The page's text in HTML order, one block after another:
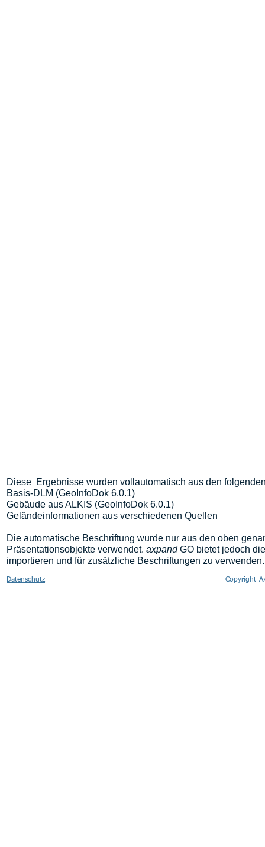
Diese Ergebnisse wurden vollautomatisch aus den
Basis-DLM (GeoInfoDok 6.0.1)
Gebäude aus ALKIS (GeoInfoDok 6.0.1)
Geländeinformationen aus verschiedenen Quellen
Die automatische Beschriftung wurde nur aus den oben
Präsentationsobjekte verwendet. axpandGO bietet jedoch
importieren und für zusätzliche Beschriftungen zu verwenden.
Datenschutz Copyright